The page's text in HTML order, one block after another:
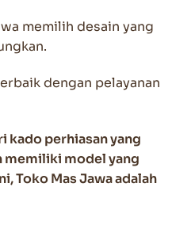
memilih desain yang
dengan pelayanan
kado perhiasan yang
memiliki model yang
Toko Mas Jawa adalah